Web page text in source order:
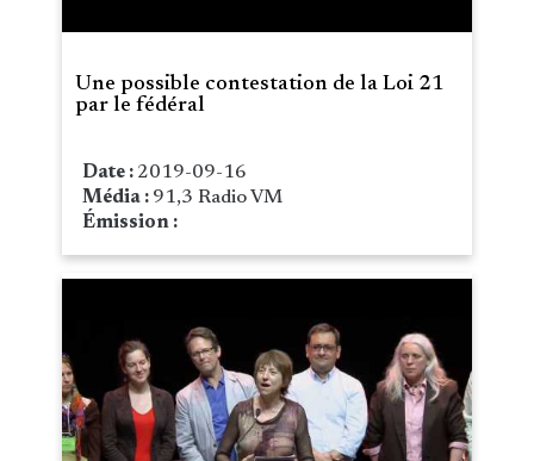
Une possible contestation de la Loi 21
par le fédéral
Date : 2019-09-16
Média : 91,3 Radio VM
Émission :